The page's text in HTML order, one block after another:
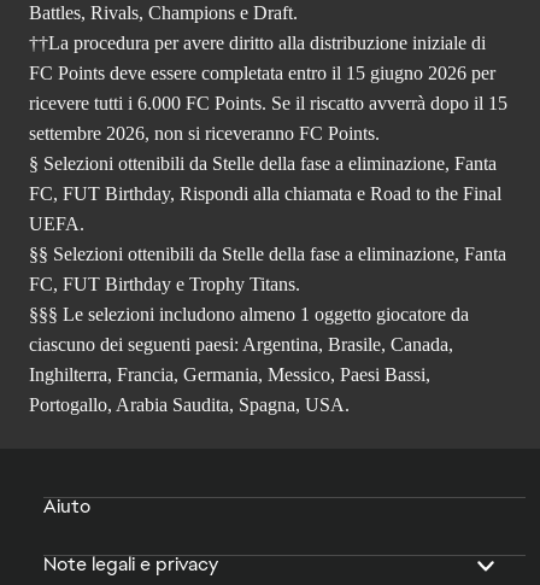
Battles, Rivals, Champions e Draft.
††La procedura per avere diritto alla distribuzione iniziale di
FC Points deve essere completata entro il 15 giugno 2026 per
ricevere tutti i 6.000 FC Points. Se il riscatto avverrà dopo il 15
settembre 2026, non si riceveranno FC Points.
§ Selezioni ottenibili da Stelle della fase a eliminazione, Fanta
FC, FUT Birthday, Rispondi alla chiamata e Road to the Final
UEFA.
§§ Selezioni ottenibili da Stelle della fase a eliminazione, Fanta
FC, FUT Birthday e Trophy Titans.
§§§ Le selezioni includono almeno 1 oggetto giocatore da
ciascuno dei seguenti paesi: Argentina, Brasile, Canada,
Inghilterra, Francia, Germania, Messico, Paesi Bassi,
Portogallo, Arabia Saudita, Spagna, USA.
Aiuto
Note legali e privacy